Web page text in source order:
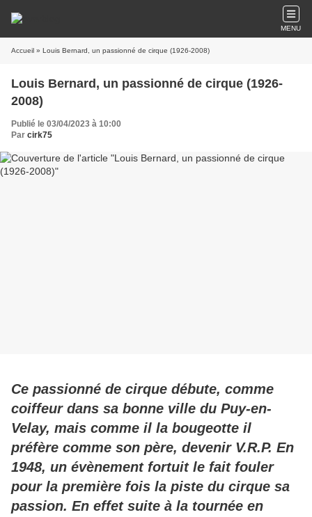
MENU
Accueil » Louis Bernard, un passionné de cirque (1926-2008)
Louis Bernard, un passionné de cirque (1926-
2008)
Publié le 03/04/2023 à 10:00
Par cirk75
Ce passionné de cirque débute, comme
coiffeur dans sa bonne ville du Puy-en-
Velay, mais comme il la bougeotte il
préfère comme son père, devenir V.R.P. En
1948, un évènement fortuit le fait fouler
pour la première fois la piste du cirque sa
passion. En effet suite à la tournée en